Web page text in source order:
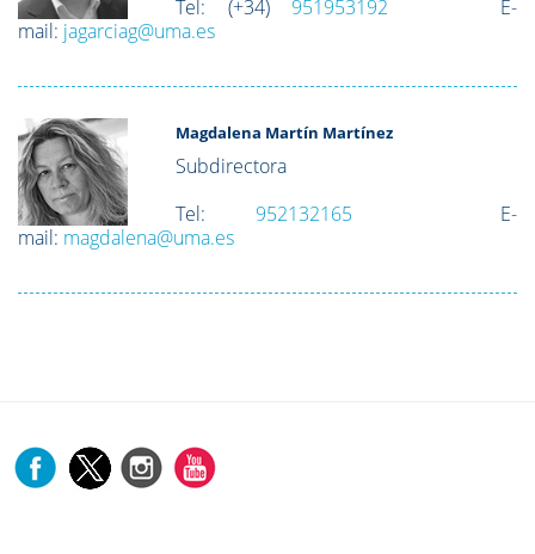
Tel: (+34) 951953192 E-
mail: jagarciag@uma.es
Magdalena Martín Martínez
Subdirectora
Tel: 952132165E-
mail: magdalena@uma.es